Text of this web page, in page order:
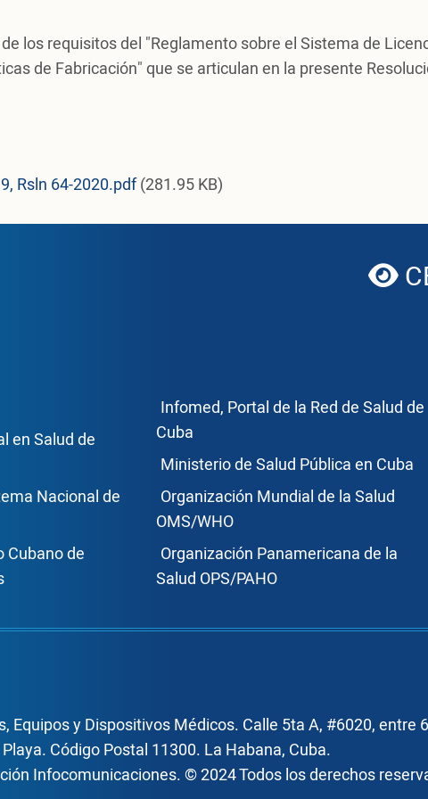
los requisitos del "Reglamento sobre el Sistema de
de Fabricación" que se articulan en la presente
Rsln 64-2020.pdf(281.95 KB)
en Salud de
Nacional de
Cubano de
Enlace Footer3
Infomed, Portal de la Red de Salud de
Cuba
Ministerio de Salud Pública en Cuba
Organización Mundial de la Salud
OMS/WHO
Organización Panamericana de la
Salud OPS/PAHO
y Dispositivos Médicos. Calle 5ta A, #6020, entre
Playa. Código Postal 11300. La Habana, Cuba.
Infocomunicaciones. © 2024 Todos los derechos